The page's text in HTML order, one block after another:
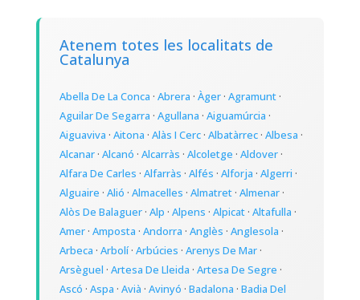
Atenem totes les localitats de
Catalunya
Abella De La Conca · Abrera · Àger· Agramunt·
Aguilar De Segarra · Agullana · Aiguamúrcia ·
Aiguaviva · Aitona · Alàs I Cerc· Albatàrrec· Albesa ·
Alcanar· Alcanó · Alcarràs · Alcoletge · Aldover·
Alfara De Carles · Alfarràs · Alfés · Alforja · Algerri ·
Alguaire · Alió · Almacelles · Almatret· Almenar·
Alòs De Balaguer· Alp · Alpens · Alpicat· Altafulla ·
Amer· Amposta · Andorra · Anglès · Anglesola ·
Arbeca · Arbolí· Arbúcies · Arenys De Mar·
Arsèguel · Artesa De Lleida · Artesa De Segre ·
Ascó · Aspa · Avià · Avinyó · Badalona · Badia Del